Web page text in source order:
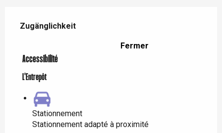
Zugänglichkeit
Zugänglichkeit
Fermer
Accessibilité
L'Entrepôt
Stationnement
Stationnement adapté à proximité